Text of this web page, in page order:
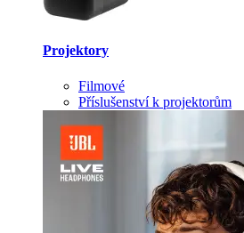
Projektory
Filmové
Příslušenství k projektorům